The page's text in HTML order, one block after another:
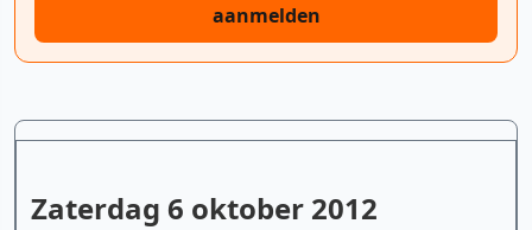
aanmelden
Zaterdag 6 oktober 2012